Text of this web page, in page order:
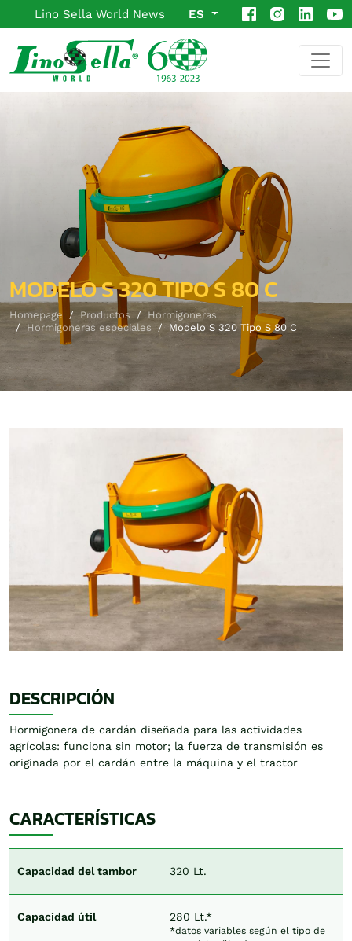
Lino Sella World News ES
MODELO S 320 TIPO S 80 C
Homepage Productos
Hormigoneras
Hormigoneras especiales
Modelo S 320 Tipo S 80 C
DESCRIPCIÓN
Hormigonera de cardán diseñada para las actividades
agrícolas: funciona sin motor; la fuerza de transmisión es
originada por el cardán entre la máquina y el tractor
CARACTERÍSTICAS
Capacidad del tambor 320 Lt.
Capacidad útil 280 Lt.*
*datos variables según el tipo de